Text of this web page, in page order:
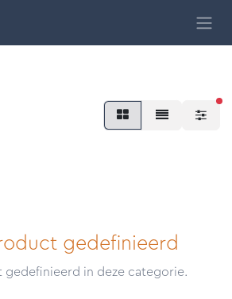
gedefinieerd
gedefinieerd in deze categorie.